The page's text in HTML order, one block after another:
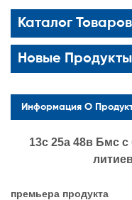
Каталог Товаров
Новые Продукты
Информация О
13с 25а 48в Бмс
премьера продукта